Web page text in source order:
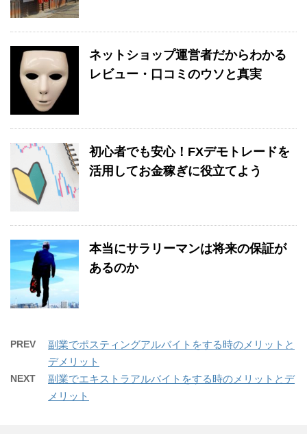
ネットショップ運営者だからわかる
レビュー・口コミのウソと真実
初心者でも安心！FXデモトレードを
活用してお金稼ぎに役立てよう
本当にサラリーマンは将来の保証が
あるのか
PREV
副業でポスティングアルバイトをする時のメリットと
デメリット
NEXT
副業でエキストラアルバイトをする時のメリットとデ
メリット